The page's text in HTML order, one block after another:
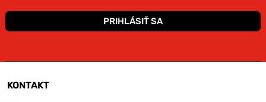
PRIHLÁSIŤ SA
KONTAKT